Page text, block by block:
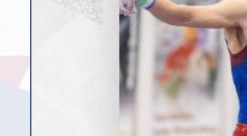
az idei szezonra!